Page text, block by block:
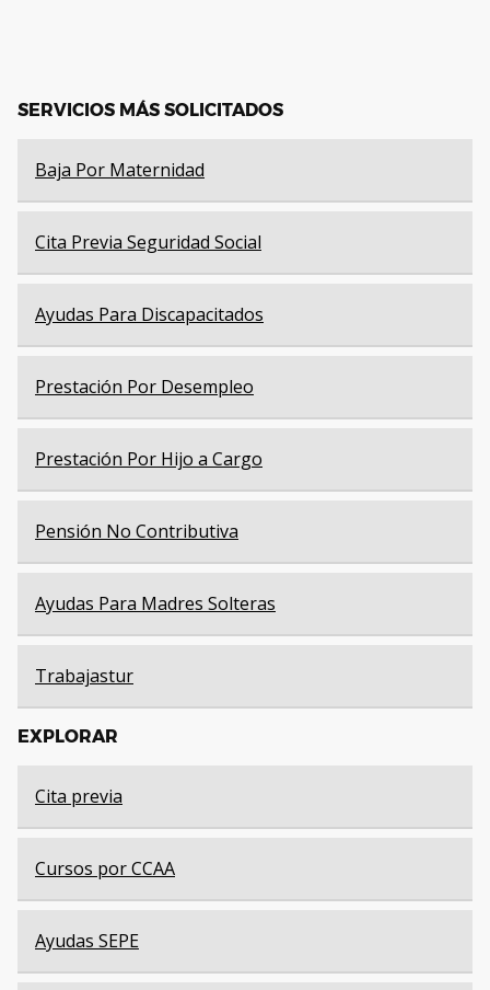
SERVICIOS MÁS SOLICITADOS
Baja Por Maternidad
Cita Previa Seguridad Social
Ayudas Para Discapacitados
Prestación Por Desempleo
Prestación Por Hijo a Cargo
Pensión No Contributiva
Ayudas Para Madres Solteras
Trabajastur
EXPLORAR
Cita previa
Cursos por CCAA
Ayudas SEPE